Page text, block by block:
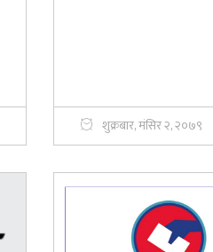
शुक्रबार, मंसिर २, २०७९